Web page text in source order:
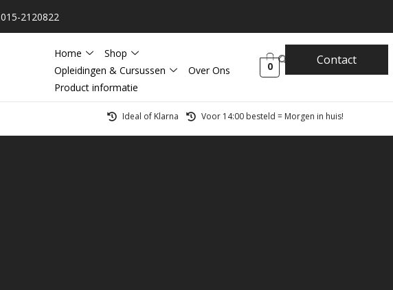
015-2120822
Home
Shop
Opleidingen & Cursussen
Over Ons
Product informatie
0 Contact
Ideal of Klarna Voor 14:00 besteld = Morgen in huis!